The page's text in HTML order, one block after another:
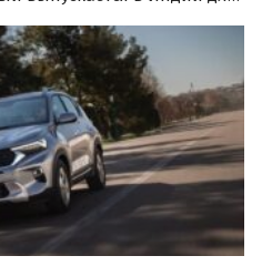
классифайдов при
под заказ стартуют от 2